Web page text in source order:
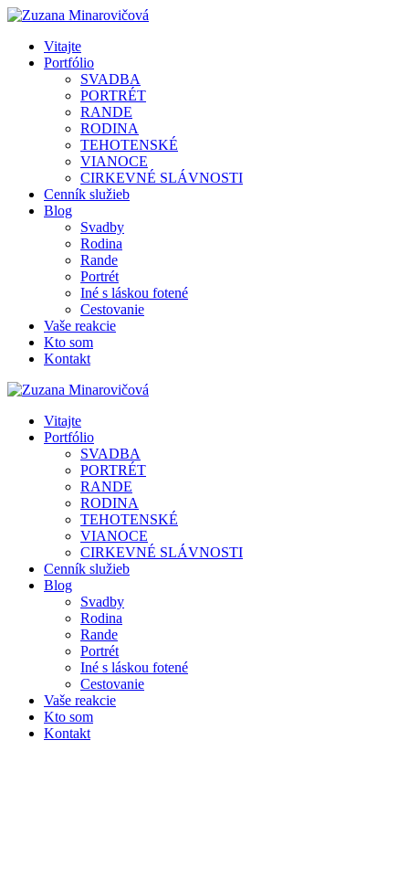
Vitajte
Portfólio
SVADBA
PORTRÉT
RANDE
RODINA
TEHOTENSKÉ
VIANOCE
CIRKEVNÉ SLÁVNOSTI
Cenník služieb
Blog
Svadby
Rodina
Rande
Portrét
Iné s láskou fotené
Cestovanie
Vaše reakcie
Kto som
Kontakt
Vitajte
Portfólio
SVADBA
PORTRÉT
RANDE
RODINA
TEHOTENSKÉ
VIANOCE
CIRKEVNÉ SLÁVNOSTI
Cenník služieb
Blog
Svadby
Rodina
Rande
Portrét
Iné s láskou fotené
Cestovanie
Vaše reakcie
Kto som
Kontakt